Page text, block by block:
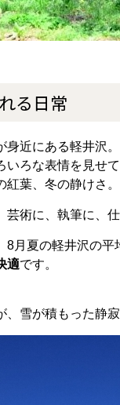
る日常
近にある軽井沢。
ろな表情を見せて
葉、冬の静けさ。
術に、執筆に、
8月夏の軽井沢の
適です。
雪が積もった静